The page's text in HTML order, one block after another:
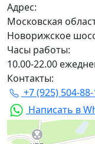
Адрес:
Московская
Новорижское
Часы работы:
10.00-22.00
Контакты:
+7 (925) 504-
Написать в